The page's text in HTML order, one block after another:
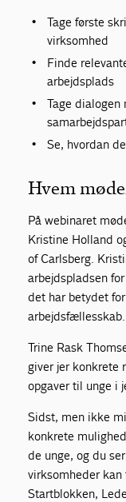
Tage første
virksomhed
Finde
arbejdsplads
Tage dialogen
Se, hvordan
Hvem
På webinaret
Kristine Holland
of Carlsberg.
arbejdspladsen
det har betydet
arbejdsfællesskab.
Trine Rask
giver jer konkrete
opgaver til unge i
Sidst, men ikke
konkrete
de unge, og du
virksomheder
Startblokken,